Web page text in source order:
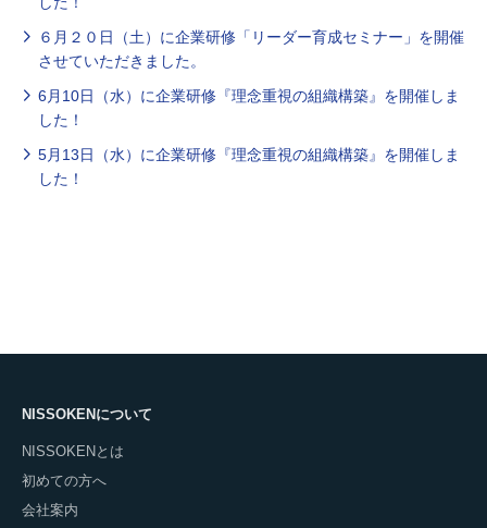
６月２０日（土）に企業研修「リーダー育成セミナー」を開催
させていただきました。
6月10日（水）に企業研修『理念重視の組織構築』を開催しま
した！
5月13日（水）に企業研修『理念重視の組織構築』を開催しま
した！
NISSOKENについて
NISSOKENとは
初めての方へ
会社案内